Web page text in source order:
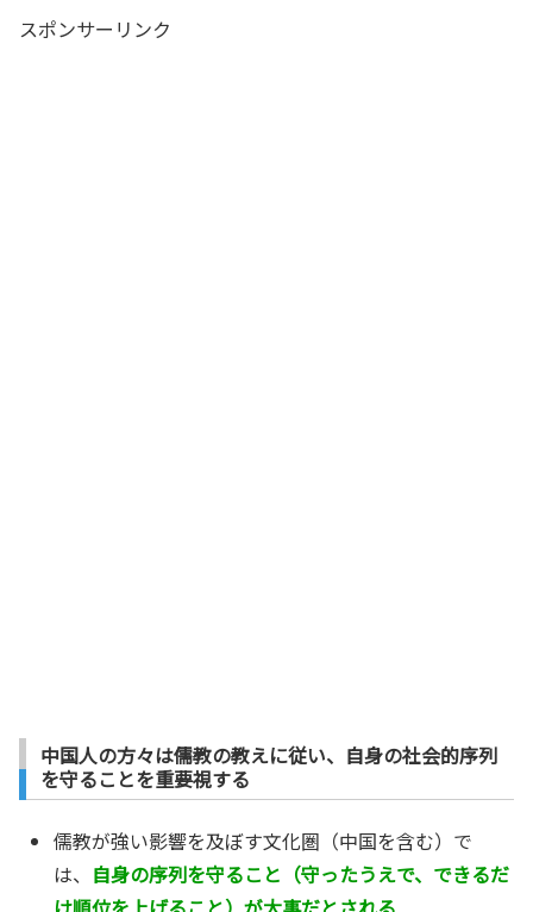
スポンサーリンク
中国人の方々は儒教の教えに従い、自身の社会的序列
を守ることを重要視する
儒教が強い影響を及ぼす文化圏（中国を含む）で
は、 自身の序列を守ること（守ったうえで、できるだ